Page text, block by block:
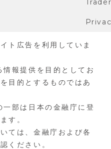
ト広告を利用していま
報提供を目的としてお
目的とするものではあ
部は日本の金融庁に登
す。
ては、金融庁および各
ください。